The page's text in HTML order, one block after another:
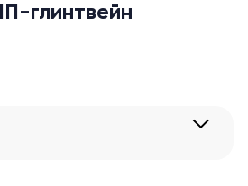
глинтвейн